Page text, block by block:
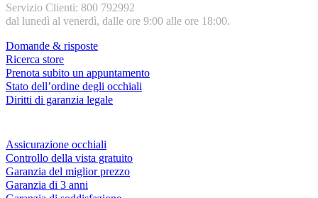
Servizio Clienti: 800 792992
dal lunedì al venerdì, dalle ore 9:00 alle ore 18:00.
Domande & risposte
Ricerca store
Prenota subito un appuntamento
Stato dell’ordine degli occhiali
Diritti di garanzia legale
Assicurazione occhiali
Controllo della vista gratuito
Garanzia del miglior prezzo
Garanzia di 3 anni